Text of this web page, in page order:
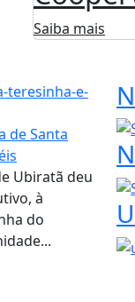
Saiba mais
de Santa
Ubiratã deu
à
do